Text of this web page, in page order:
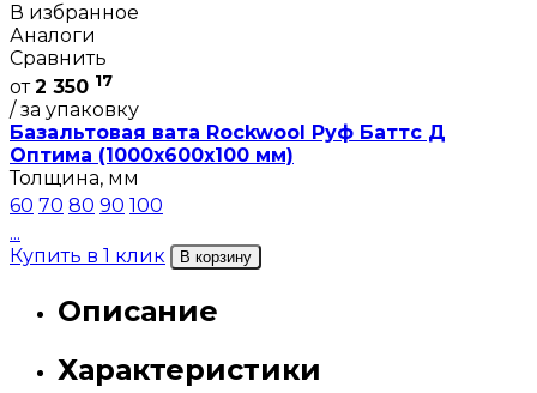
В избранное
Аналоги
Сравнить
от2 350 17
/ за упаковку
Базальтовая вата Rockwool Руф Баттс Д
Оптима (1000х600х100 мм)
Толщина, мм
60 70 80 90 100
...
Купить в 1 клик
В корзину
Описание
Характеристики